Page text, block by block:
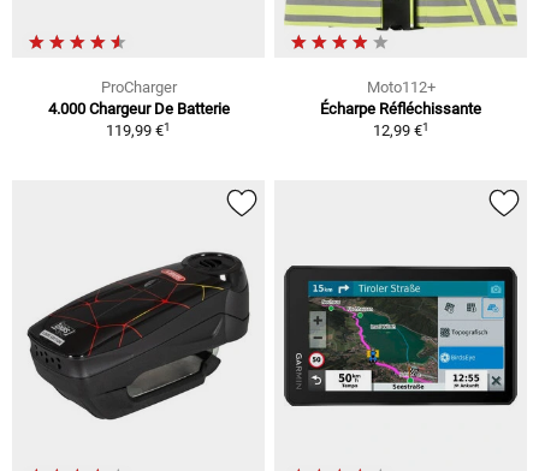
ProCharger
4.000 Chargeur De Batterie
119,99 €1
Moto112+
Écharpe Réfléchissante
12,99 €1